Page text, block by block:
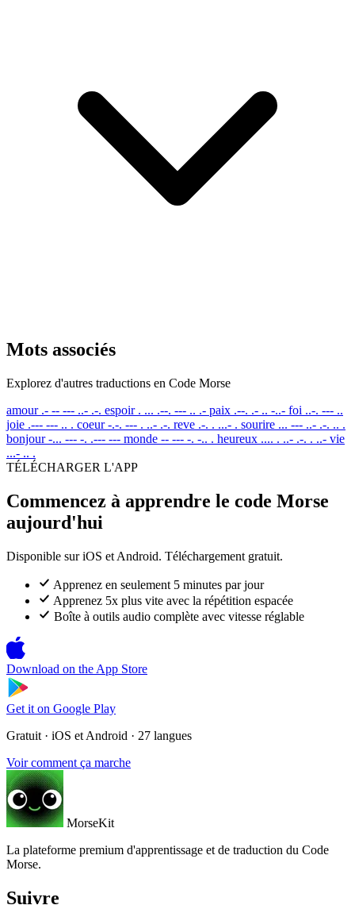
Mots associés
Explorez d'autres traductions en Code Morse
amour .- -- --- ..- .-. espoir . ... .--. --- .. .- paix .--. .- .. -..- foi ..-. --- ..
joie .--- --- .. . coeur -.-. --- . ..- .-. reve .-. . ...- . sourire ... --- ..- .-. .. .
bonjour -... --- -. .--- --- monde -- --- -. -.. . heureux .... . ..- .-. . ..- vie
...- .. .
TÉLÉCHARGER L'APP
Commencez à apprendre le code Morse
aujourd'hui
Disponible sur iOS et Android. Téléchargement gratuit.
Apprenez en seulement 5 minutes par jour
Apprenez 5x plus vite avec la répétition espacée
Boîte à outils audio complète avec vitesse réglable
Download on the App Store
Get it on Google Play
Gratuit · iOS et Android · 27 langues
Voir comment ça marche
MorseKit
La plateforme premium d'apprentissage et de traduction du Code
Morse.
Suivre